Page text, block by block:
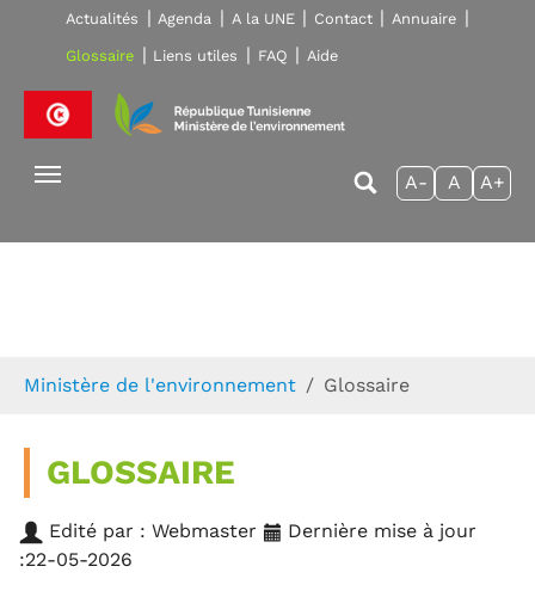
Skip to main navigation
Aller au contenu principal
Skip to page footer
Actualités Agenda A la UNE Contact Annuaire
Glossaire Liens utiles FAQ Aide
A- A A+
Ministère de l'environnement Glossaire
GLOSSAIRE
Edité par : Webmaster
Dernière mise à jour
:22-05-2026